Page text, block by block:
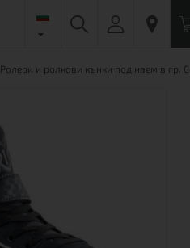
Ролери и ролкови кънки под наем в гр.